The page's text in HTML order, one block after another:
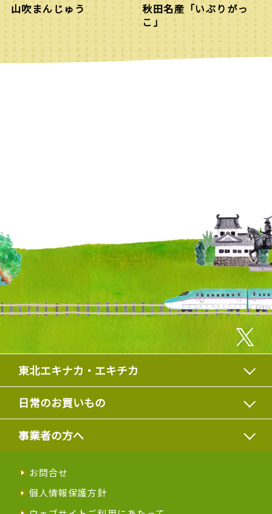
山吹まんじゅう
秋田名産「いぶりがっ
こ」
東北エキナカ・エキチカ
日常のお買いもの
事業者の方へ
お問合せ
個人情報保護方針